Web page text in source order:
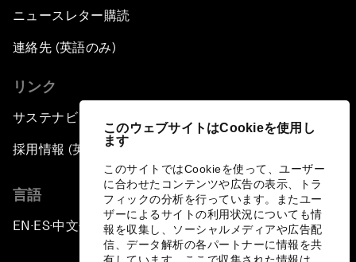
このウェブサイトはCookieを使用し
ます
このサイトではCookieを使って、ユーザー
に合わせたコンテンツや広告の表示、トラ
フィックの分析を行っています。またユー
ザーによるサイトの利用状況についても情
報を収集し、ソーシャルメディアや広告配
信、データ解析の各パートナーに情報を共
ニュースレター購読
連絡先 (英語のみ)
リンク
サステナビリティへの取り組み
採用情報 (英語のみ)
言語
EN ▪ES▪中文▪ 日本語